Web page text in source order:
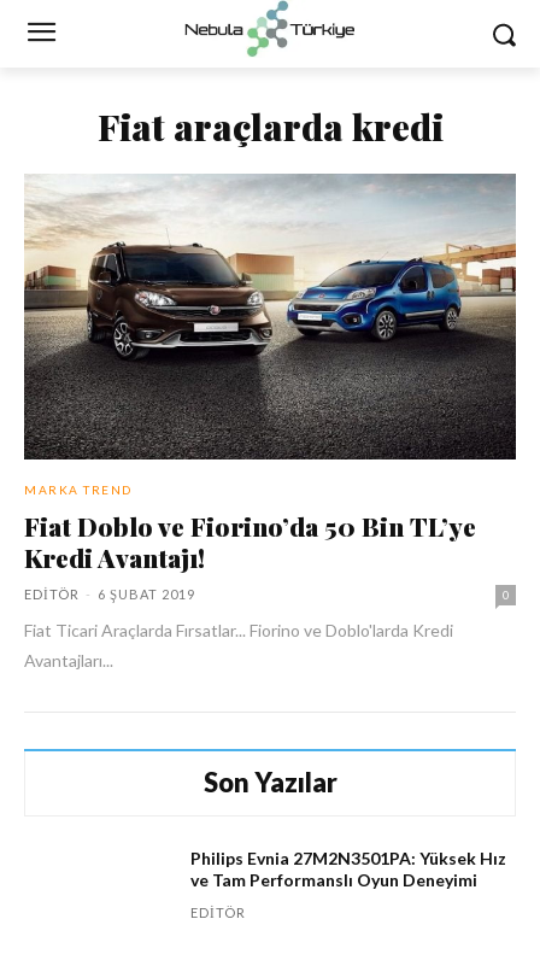
Fiat araçlarda kredi
MARKA TREND
Fiat Doblo ve Fiorino’da 50 Bin TL’ye
Kredi Avantajı!
EDITÖR - 6 ŞUBAT 2019 0
Fiat Ticari Araçlarda Fırsatlar... Fiorino ve Doblo'larda Kredi
Avantajları...
Son Yazılar
Philips Evnia 27M2N3501PA: Yüksek Hız
ve Tam Performanslı Oyun Deneyimi
EDITÖR